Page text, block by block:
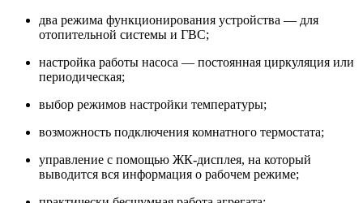
два режима функционирования устройства — для
отопительной системы и ГВС;
настройка работы насоса — постоянная циркуляция или
периодическая;
выбор режимов настройки температуры;
возможность подключения комнатного термостата;
управление с помощью ЖК-дисплея, на который
выводится вся информация о рабочем режиме;